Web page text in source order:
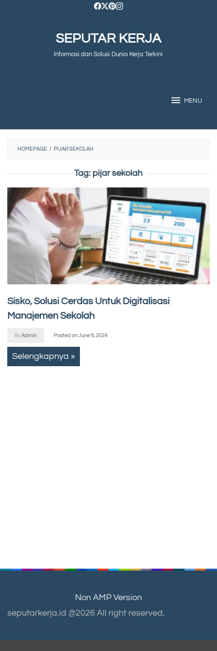
SEPUTAR KERJA
Informasi dan Solusi Dunia Kerja Terkini
MENU
HOMEPAGE / PIJAR SEKOLAH
Tag: pijar sekolah
Sisko, Solusi Cerdas Untuk Digitalisasi
Manajemen Sekolah
ByAdmin Posted onJune 8, 2024
Selengkapnya »
Non AMP Version
seputarkerja.id @2026 All right reserved.